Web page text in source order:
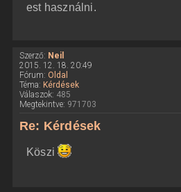
est használni.
Szerző: Neil
2015. 12. 18. 20:49
Fórum: Oldal
Téma: Kérdések
Válaszok: 485
Megtekintve: 971703
Re: Kérdések
Köszi